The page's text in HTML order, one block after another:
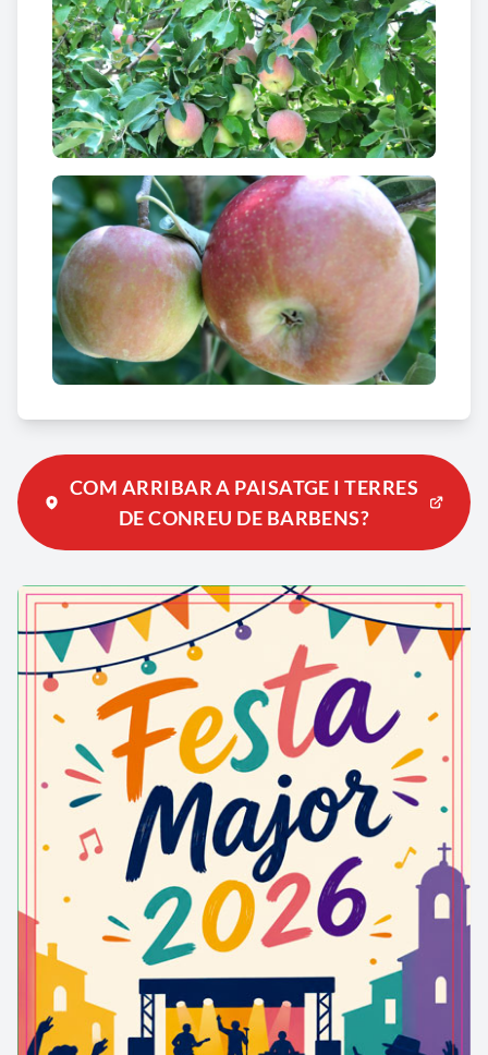
zona i recuperar així no només el paisatge sinó
també formes d’explotació hidràuliques.
Tanmateix, val la pena fer una passejada a peu o en
bicicleta per la vora del Canal i seguir-lo en direcció
a Ivars, on aquí sí que es conserven les banquetes
arbrades.
COM ARRIBAR A PAISATGE I TERRES
DE CONREU DE BARBENS?